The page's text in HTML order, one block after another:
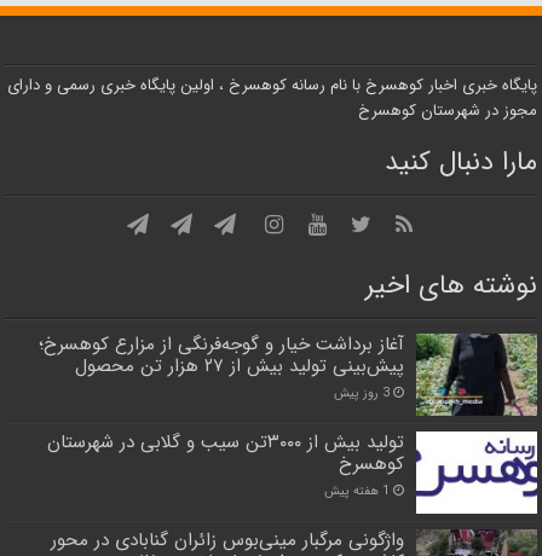
پایگاه خبری اخبار کوهسرخ با نام رسانه کوهسرخ ، اولین پایگاه خبری رسمی و دارای
مجوز در شهرستان کوهسرخ
مارا دنبال کنید
نوشته های اخیر
آغاز برداشت خیار و گوجه‌فرنگی از مزارع کوهسرخ؛
پیش‌بینی تولید بیش از ۲۷ هزار تن محصول
3 روز پیش
تولید بیش از ۳۰۰۰تن سیب و گلابی در شهرستان
کوهسرخ
1 هفته پیش
واژگونی مرگبار مینی‌بوس زائران گنابادی در محور